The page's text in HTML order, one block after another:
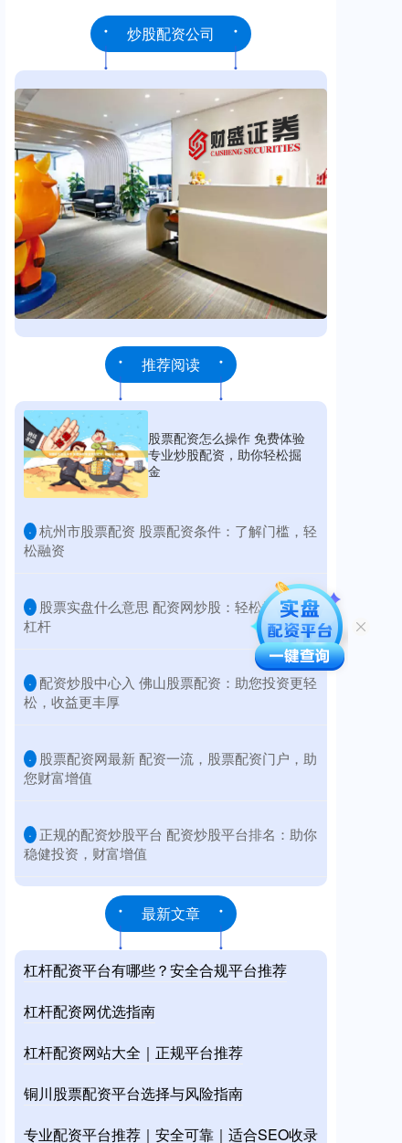
炒股配资公司
推荐阅读
股票配资怎么操作 免费体验
专业炒股配资，助你轻松掘
金
· ​杭州市股票配资 股票配资条件：了解门槛，轻
松融资
· ​股票实盘什么意思 配资网炒股：轻松撬动财富
杠杆
· ​配资炒股中心入 佛山股票配资：助您投资更轻
松，收益更丰厚
· ​股票配资网最新 配资一流，股票配资门户，助
您财富增值
· ​正规的配资炒股平台 配资炒股平台排名：助你
稳健投资，财富增值
最新文章
杠杆配资平台有哪些？安全合规平台推荐
杠杆配资网优选指南
杠杆配资网站大全｜正规平台推荐
铜川股票配资平台选择与风险指南
专业配资平台推荐｜安全可靠｜适合SEO收录